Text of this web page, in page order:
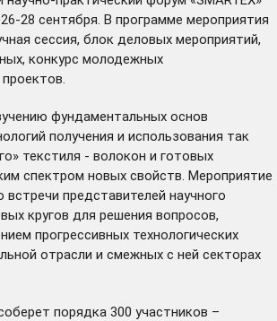
28 сентября. В программе мероприятия
сессия, блок деловых мероприятий,
конкурс молодежных
фундаментальных основ
получения и использования так
текстиля - волокон и готовых
спектром новых свойств. Мероприятие
представителей научного
кругов для решения вопросов,
прогрессивных технологических
отрасли и смежных с ней секторах
порядка 300 участников –